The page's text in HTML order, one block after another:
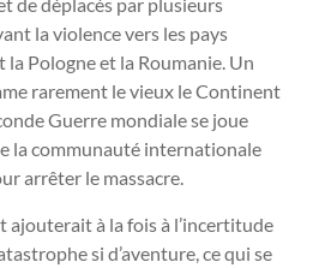
la violence vers les pays
Pologne et la Roumanie. Un
rarement le vieux le Continent
Guerre mondiale se joue
la communauté internationale
arrêter le massacre.
ajouterait à la fois à l’incertitude
si d’aventure, ce qui se